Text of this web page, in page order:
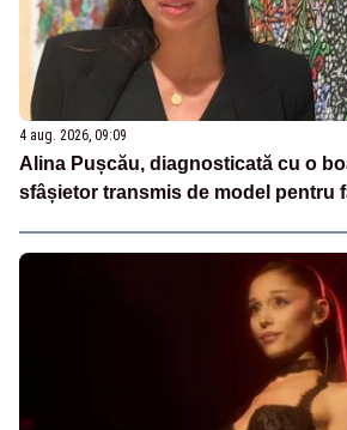
4 aug. 2026, 09:09
Alina Pușcău, diagnosticată cu o
sfâșietor transmis de model pentru